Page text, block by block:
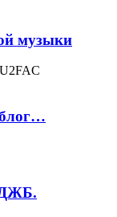
музыки